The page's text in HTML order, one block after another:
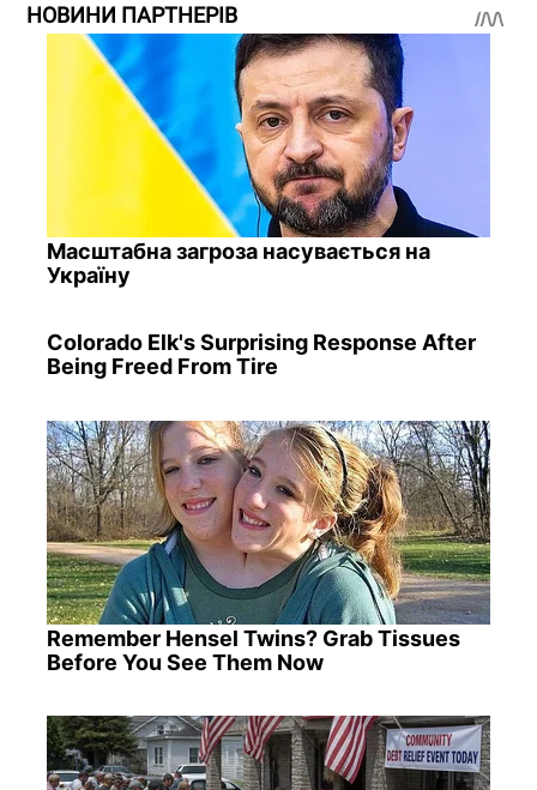
НОВИНИ ПАРТНЕРІВ
Масштабна загроза насувається на
Україну
Colorado Elk's Surprising Response After
Being Freed From Tire
Remember Hensel Twins? Grab Tissues
Before You See Them Now